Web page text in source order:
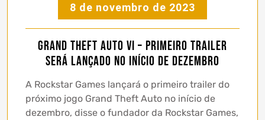
8 de novembro de 2023
Grand Theft Auto VI – primeiro trailer
será lançado no início de dezembro
A Rockstar Games lançará o primeiro trailer do
próximo jogo Grand Theft Auto no início de
dezembro, disse o fundador da Rockstar Games,